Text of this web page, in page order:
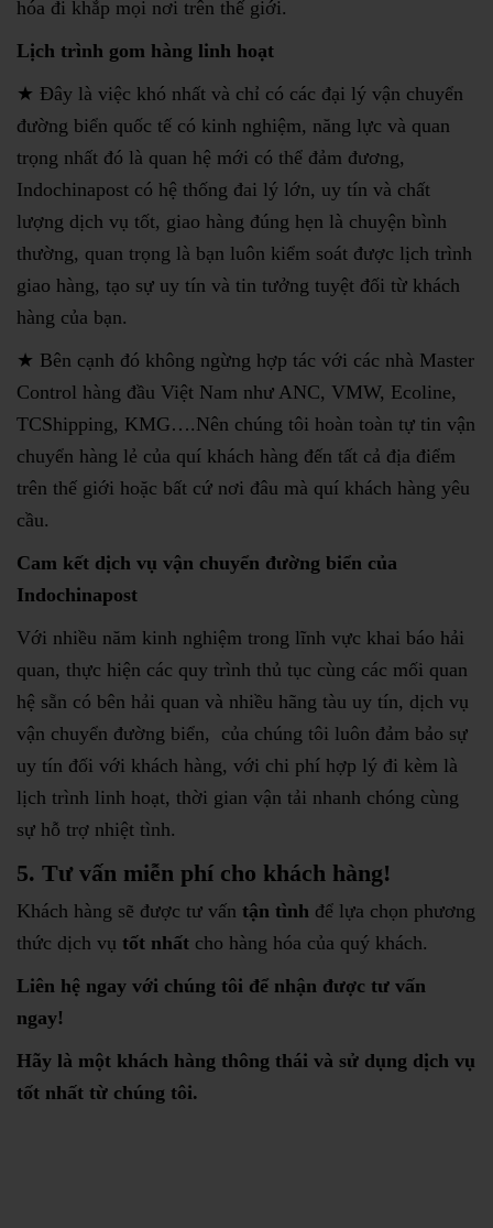
hóa đi khắp mọi nơi trên thế giới.
Lịch trình gom hàng linh hoạt
★ Đây là việc khó nhất và chỉ có các đại lý vận chuyển
đường biển quốc tế có kinh nghiệm, năng lực và quan
trọng nhất đó là quan hệ mới có thể đảm đương,
Indochinapost có hệ thống đai lý lớn, uy tín và chất
lượng dịch vụ tốt, giao hàng đúng hẹn là chuyện bình
thường, quan trọng là bạn luôn kiểm soát được lịch trình
giao hàng, tạo sự uy tín và tin tưởng tuyệt đối từ khách
hàng của bạn.
★ Bên cạnh đó không ngừng hợp tác với các nhà Master
Control hàng đầu Việt Nam như ANC, VMW, Ecoline,
TCShipping, KMG….Nên chúng tôi hoàn toàn tự tin vận
chuyển hàng lẻ của quí khách hàng đến tất cả địa điểm
trên thế giới hoặc bất cứ nơi đâu mà quí khách hàng yêu
cầu.
Cam kết dịch vụ vận chuyển đường biển của
Indochinapost
Với nhiều năm kinh nghiệm trong lĩnh vực khai báo hải
quan, thực hiện các quy trình thủ tục cùng các mối quan
hệ sẵn có bên hải quan và nhiều hãng tàu uy tín, dịch vụ
vận chuyển đường biển, của chúng tôi luôn đảm bảo sự
uy tín đối với khách hàng, với chi phí hợp lý đi kèm là
lịch trình linh hoạt, thời gian vận tải nhanh chóng cùng
sự hỗ trợ nhiệt tình.
5. Tư vấn miễn phí cho khách hàng!
Khách hàng sẽ được tư vấn tận tình để lựa chọn phương
thức dịch vụ tốt nhất cho hàng hóa của quý khách.
Liên hệ ngay với chúng tôi để nhận được tư vấn
ngay!
Hãy là một khách hàng thông thái và sử dụng dịch vụ
tốt nhất từ chúng tôi.